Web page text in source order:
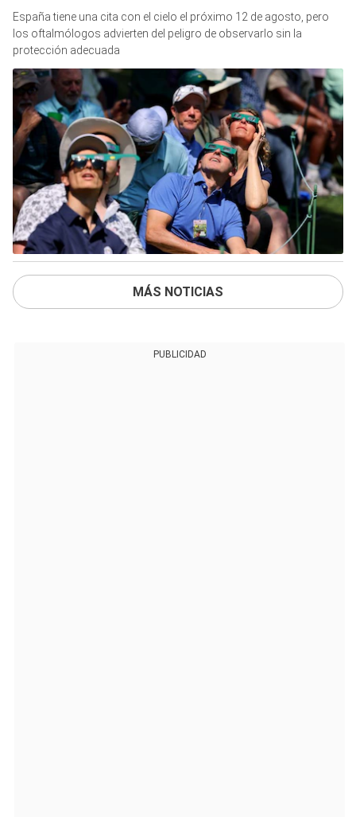
España tiene una cita con el cielo el próximo 12 de agosto, pero
los oftalmólogos advierten del peligro de observarlo sin la
protección adecuada
MÁS NOTICIAS
PUBLICIDAD